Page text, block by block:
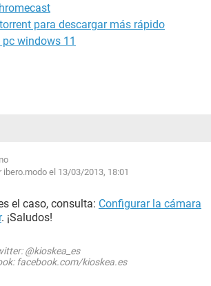
para descargar más rápido
windows 11
ibero.modo el 13/03/2013, 18:01
el caso, consulta: Configurar la cámara
. ¡Saludos!
@kioskea_es
facebook.com/kioskea.es